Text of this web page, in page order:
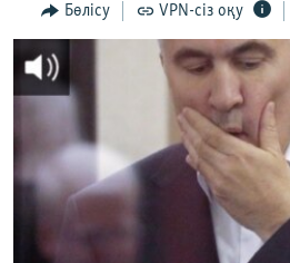
to
Search
ӘЛЕУМЕТ
ӘЛЕМ
АРНАЙЫ ЖОБАЛАР
Русский
Бөлісу VPN-сіз оқу